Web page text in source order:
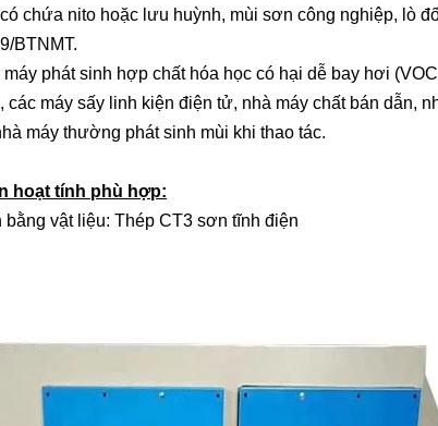
chứa nito hoặc lưu huỳnh, mùi sơn công nghiệp, lò
BTNMT.
phát sinh hợp chất hóa học có hại dễ bay hơi
máy sấy linh kiện điện tử, nhà máy chất bán dẫn,
máy thường phát sinh mùi khi thao tác.
hoạt tính phù hợp:
bằng vật liệu: Thép CT3 sơn tĩnh điện